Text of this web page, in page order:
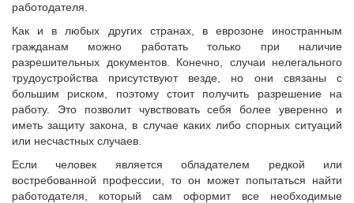
работодателя.
Как и в любых других странах, в еврозоне иностранным
гражданам можно работать только при наличие
разрешительных документов. Конечно, случаи нелегального
трудоустройства присутствуют везде, но они связаны с
большим риском, поэтому стоит получить разрешение на
работу. Это позволит чувствовать себя более уверенно и
иметь защиту закона, в случае каких либо спорных ситуаций
или несчастных случаев.
Если человек является обладателем редкой или
востребованной профессии, то он может попытаться найти
работодателя, который сам оформит все необходимые